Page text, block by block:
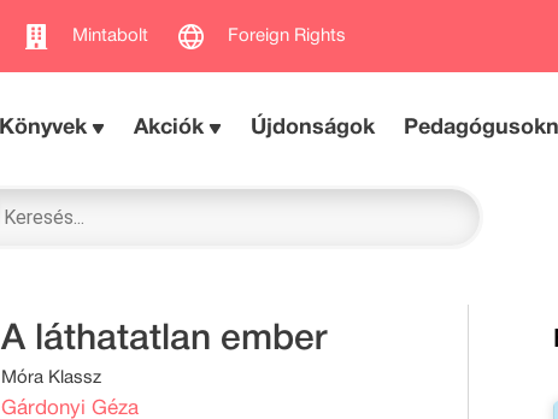
Mintabolt Foreign Rights
Könyvek Akciók Újdonságok
A láthatatlan ember
Móra Klassz
Gárdonyi Géza